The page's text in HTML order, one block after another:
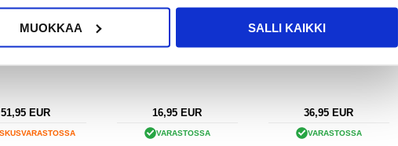
MUOKKAA SALLI KAIKKI
LISÄÄ KORIIN
51,95 EUR 16,95 EUR
VARASTOSSA
36,95 EUR
VARASTOSSA